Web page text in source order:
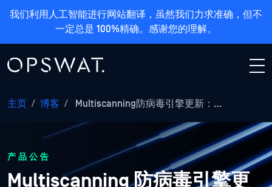
我们利用人工智能进行网站翻译，虽然我们力求准确，但不
一定总是 100%精确。感谢您的理解。
主页 / 博客 / Multiscanning防病毒引擎更新：…
产品公告
Multiscanning 防病毒引擎更